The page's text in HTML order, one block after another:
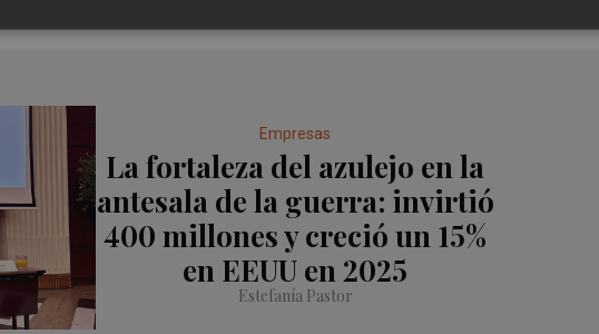
Empresas
La fortaleza del azulejo en la
antesala de la guerra: invirtió
400 millones y creció un 15%
en EEUU en 2025
Estefanía Pastor